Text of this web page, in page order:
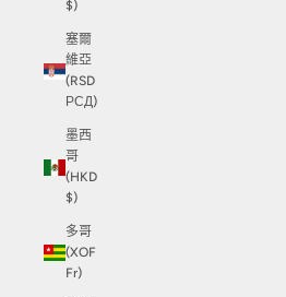
$)
塞爾
維亞
(RSD
РСД)
墨西
哥
(HKD
$)
多哥
(XOF
Fr)